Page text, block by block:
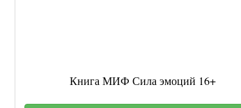
Книга МИФ Сила эмоций 16+